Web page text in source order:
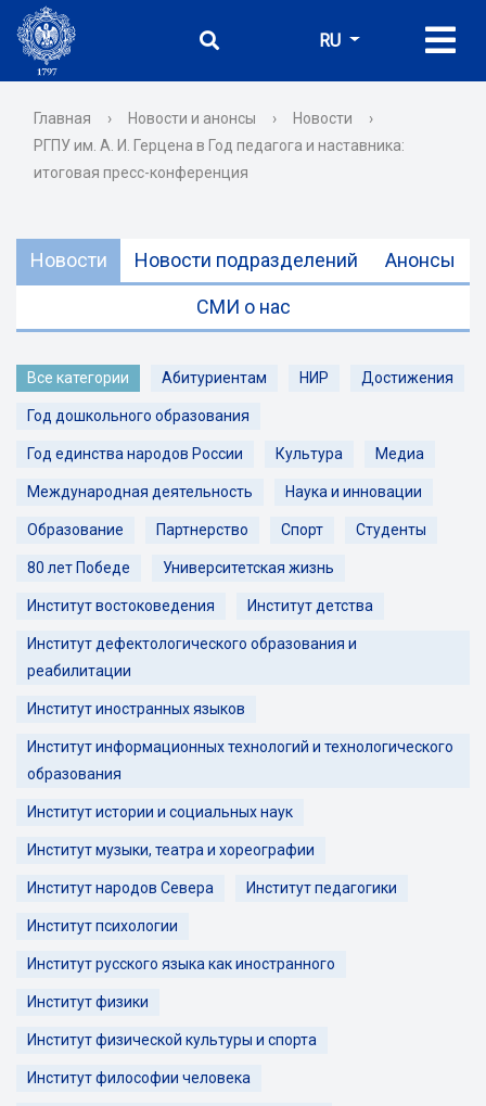
RU
Главная › Новости и анонсы › Новости
›
РГПУ им. А. И. Герцена в Год педагога и наставника:
итоговая пресс-конференция
Новости Новости подразделений Анонсы
СМИ о нас
Все категории Абитуриентам НИР Достижения
Год дошкольного образования
Год единства народов России Культура Медиа
Международная деятельность Наука и инновации
Образование Партнерство Спорт Студенты
80 лет Победе Университетская жизнь
Институт востоковедения Институт детства
Институт дефектологического образования и
реабилитации
Институт иностранных языков
Институт информационных технологий и технологического
образования
Институт истории и социальных наук
Институт музыки, театра и хореографии
Институт народов Севера Институт педагогики
Институт психологии
Институт русского языка как иностранного
Институт физики
Институт физической культуры и спорта
Институт философии человека